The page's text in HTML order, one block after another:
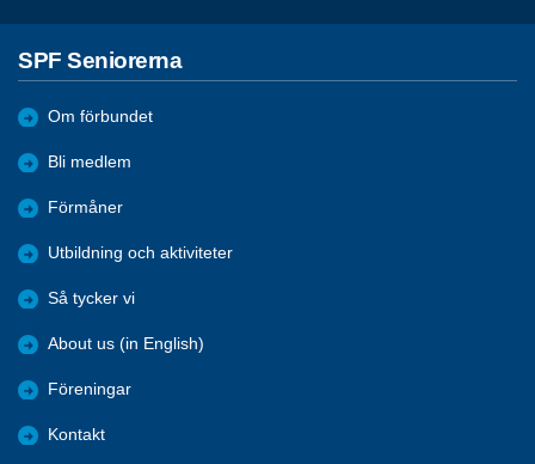
SPF Seniorerna
Om förbundet
Bli medlem
Förmåner
Utbildning och aktiviteter
Så tycker vi
About us (in English)
Föreningar
Kontakt